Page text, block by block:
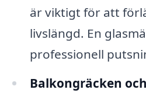
är viktigt för att
livslängd. En
professionell
Balkongräcken